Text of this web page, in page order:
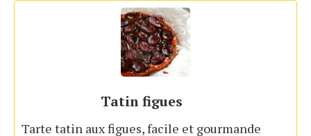
Tatin figues
Tarte tatin aux figues, facile et gourmande